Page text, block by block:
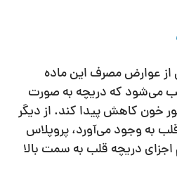
از عوارض مصرف این ماده
می‌شود که دریچه به صورت
خون کاهش پیدا ‌کند. از دیگر
به وجود می‌آورد، پروپلاس
دریچه قلب به سمت بالا